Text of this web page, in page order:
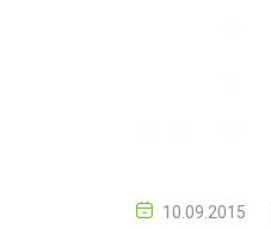
10.09.2015